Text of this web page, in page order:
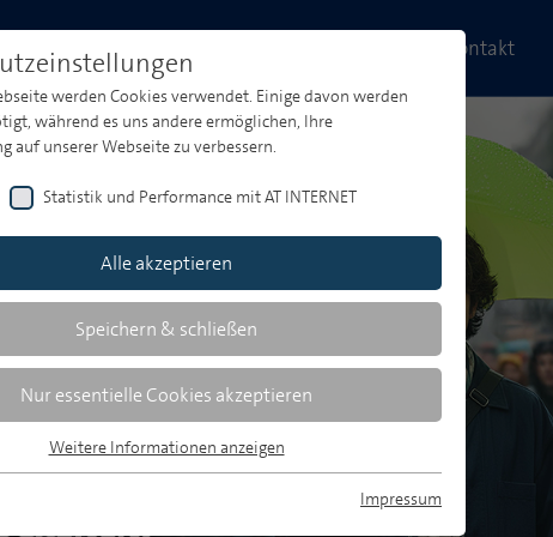
Media & Market Insights Kontakt
werden Cookies verwendet. Einige davon werden
während es uns andere ermöglichen, Ihre
auf unserer Webseite zu verbessern.
Statistik und Performance mit AT INTERNET
Alle akzeptieren
Speichern & schließen
Nur essentielle Cookies akzeptieren
werden für grundlegende Funktionen der Webseite
ist gewährleistet, dass die Webseite einwandfrei
Weitere Informationen anzeigen
Impressum